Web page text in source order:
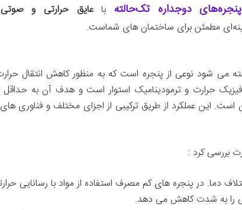
پنجره‌های دوجداره تک‌حالتهباعایق حرارتی و صوتی
مطمئن برای ساختمان های شماست.
می شود نوعی از پنجره است که به منظور کاهش انتقال
فیزیک حرارت و ترمودینامیک استوار است و هدف آن به حداقل
است. این عملکرد از طریق ترکیبی از اجزای مختلف و فناوری های
بررسی کرد :
دما. در پنجره های کم مصرف استفاده ازمواد با رسانایی
را به شدت کاهش می دهد.